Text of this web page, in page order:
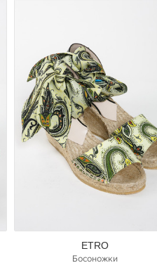
ETRO
Босоножки